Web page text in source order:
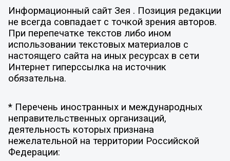
Информационный сайт Зея . Позиция редакции
не всегда совпадает с точкой зрения авторов.
При перепечатке текстов либо ином
использовании текстовых материалов с
настоящего сайта на иных ресурсах в сети
Интернет гиперссылка на источник
обязательна.
* Перечень иностранных и международных
неправительственных организаций,
деятельность которых признана
нежелательной на территории Российской
Федерации: